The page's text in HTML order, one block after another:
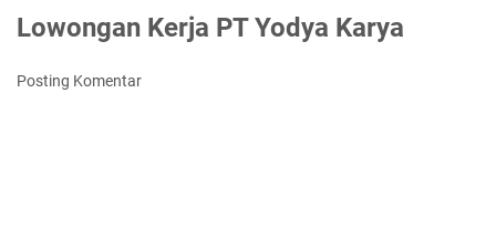
Lowongan Kerja PT Yodya Karya
Posting Komentar